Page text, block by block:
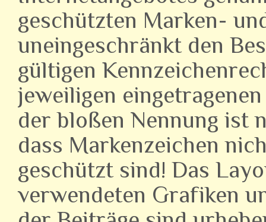
geschützten Marken-
uneingeschränkt den
gültigen
jeweiligen
der bloßen Nennung ist
dass Markenzeichen
geschützt sind! Das
verwendeten Grafiken